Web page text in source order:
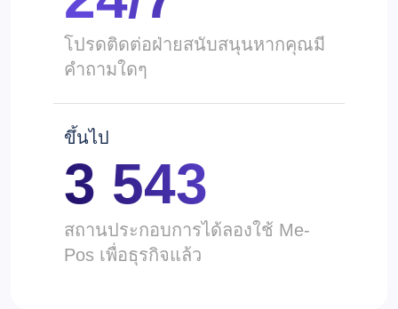
โปรดติดต่อฝ่ายสนับสนุนหากคุณมี
คำถามใดๆ
ขึ้นไป
3 543
สถานประกอบการได้ลองใช้ Me-
Pos เพื่อธุรกิจแล้ว